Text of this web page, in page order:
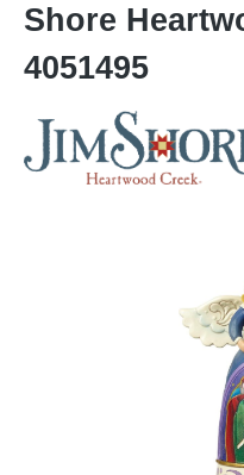
Shore
4051495